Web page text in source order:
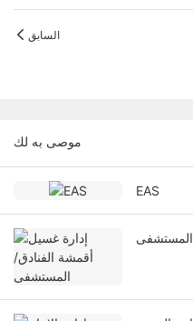
السابق
موصى به لك
EAS
المستشفى